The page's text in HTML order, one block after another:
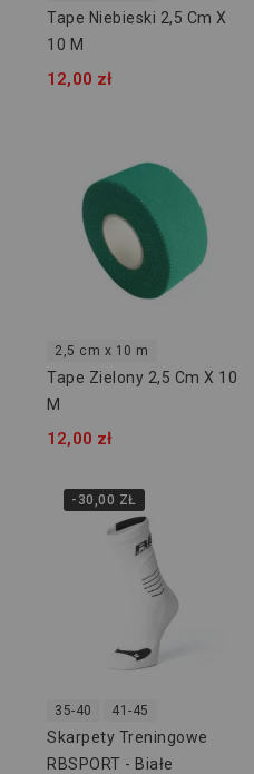
Tape Niebieski 2,5 Cm X
10 M
12,00 zł
2,5 cm x 10 m
Tape Zielony 2,5 Cm X 10
M
12,00 zł
-30,00 ZŁ
35-40 41-45
Skarpety Treningowe
RBSPORT - Białe